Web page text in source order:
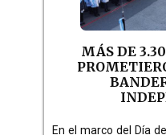
MÁS DE
En el marco del Día